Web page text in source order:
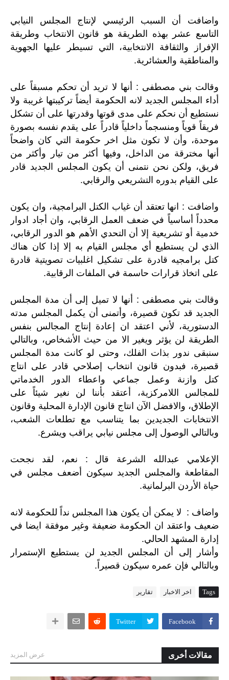
واضافت أن السبب الرئيسي لإنتاج المجلس النيابي
التاسع عشر بهذه الطريقة هو قانون الانتخاب وطريقة
الإفراز والثقافة الانتخابية، التي تسيطر عليها الجهوية
والمناطقية والعشائرية.
وقالت بني مصطفى : أنها لا تريد أن تحكم مسبقاً على
أداء المجلس الجديد لانه الحكومة أيضاً تركيبتها غريبة ولا
نستطيع أن نحكم على مدى قوتها وقدرتها على أن تشكل
فريقاً قوياً ومنسجماً داخلياً قادراً على يقدم نفسه بصورة
موحدة، وأن لا تكون مثل اخر حكومة التي كان واضحاً
أنها مخترقة من الداخل، وفيها أكثر من تيار وأكثر من
فريق، ولكن نحن نتمنى أن يكون المجلس الجديد قادر
على القيام بدوره التشريعي والرقابي.
واضافت : انها تعتقد أن غياب الكتل البرامجية، وان يكون
محدداً أساسياً في ضعف العمل الرقابي، وان أجاد ادوار
خدمية أو تشريعية إلا أن التحدي الأهم هو الدور الرقابي،
الذي لن يستطيع أي مجلس القيام به إلا إذا كان هناك
كتل برامجيه قادرة على تشكيل اغلبيات تصويتية قادرة
على اتخاذ قرارات حاسمة في الملفات الرقابية.
وقالت بني مصطفى : أنها لا تميل إلى أن مدة المجلس
الجديد قد تكون قصيرة، وأتمنى أن يكمل المجلس مدته
الدستورية، لأني اعتقد ان إعادة إنتاج المجالس بنفس
الطريقة لن يؤثر ويغير الا من حيث الأشخاص، وبالتالي
سنبقى ندور بذات الفلك، وحتى لو كانت مدة المجلس
قصيرة، فبدون قانون انتخاب إصلاحي قادر على انتاج
كتل وازنة وعمل جماعي واعطاء الدور الخدماتي
للمجالس اللامركزية، أعتقد بأننا لن نغير شيئاً على
الإطلاق، والافضل الآن انتاج قانون الإدارة المحلية وقانون
الانتخابات الجديدين بما يتناسب مع تطلعات الشعب،
وبالتالي الوصول إلى مجلس نيابي يراقب ويشرع.
الإعلامي عبدالله الشرعة قال : نعم، لقد نجحت
المقاطعة والمجلس الجديد سيكون أضعف مجلس في
حياة الأردن البرلمانية.
واضاف : لا يمكن أن يكون هذا المجلس نداً للحكومة لانه
ضعيف واعتقد ان الحكومة ضعيفة وغير موفقة ايضا في
إدارة المشهد الحالي.
وأشار إلى أن المجلس الجديد لن يستطيع
الإستمرار
وبالتالي فإن عمره سيكون قصيراً .
Tags اخر الاخبار تقارير
Facebook
Twitter
مقالات أخرى عرض المزيد